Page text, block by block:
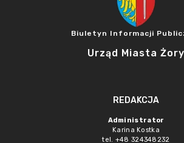
Biuletyn Informacji
Urząd Miasta Żory
REDAKCJA
Administrator
Karina Kostka
tel. +48 324348232